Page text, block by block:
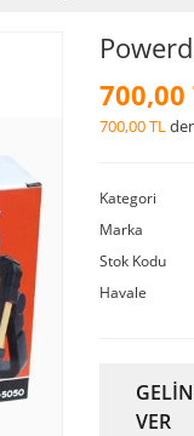
700,00
700,00 TL
Kategori
Marka
Stok Kodu
Havale
VER